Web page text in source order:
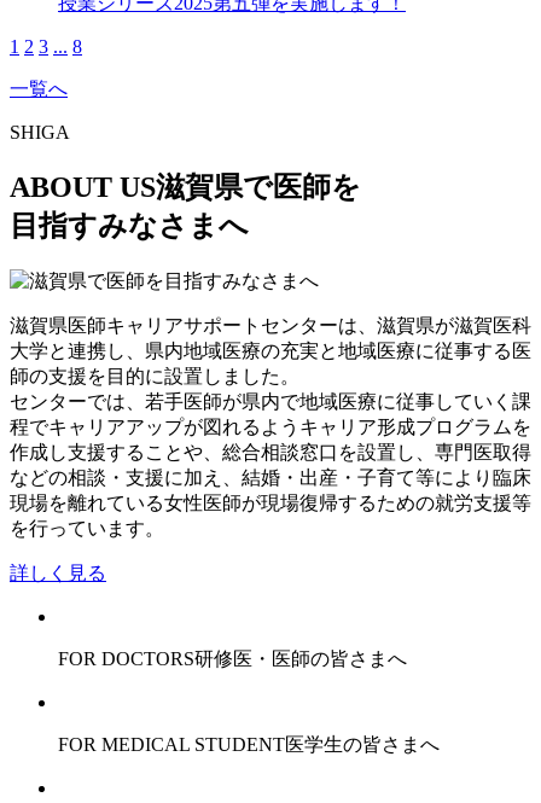
1 2 3 ... 8
一覧へ
SHIGA
ABOUT US滋賀県で医師を
目指すみなさまへ
滋賀県医師キャリアサポートセンターは、滋賀県が滋賀医科
大学と連携し、県内地域医療の充実と地域医療に従事する医
師の支援を目的に設置しました。
センターでは、若手医師が県内で地域医療に従事していく課
程でキャリアアップが図れるようキャリア形成プログラムを
作成し支援することや、総合相談窓口を設置し、専門医取得
などの相談・支援に加え、結婚・出産・子育て等により臨床
現場を離れている女性医師が現場復帰するための就労支援等
を行っています。
詳しく見る
FOR DOCTORS研修医・医師の皆さまへ
FOR MEDICAL STUDENT医学生の皆さまへ